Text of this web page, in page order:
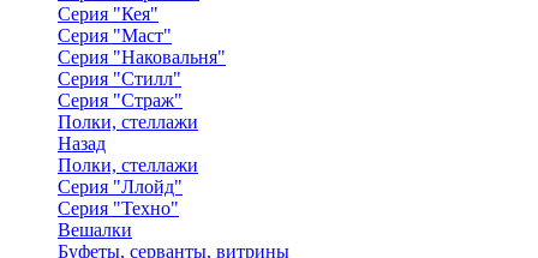
Серия "Кея"
Серия "Маст"
Серия "Наковальня"
Серия "Стилл"
Серия "Страж"
Полки, стеллажи
Назад
Полки, стеллажи
Серия "Ллойд"
Серия "Техно"
Вешалки
Буфеты, серванты, витрины